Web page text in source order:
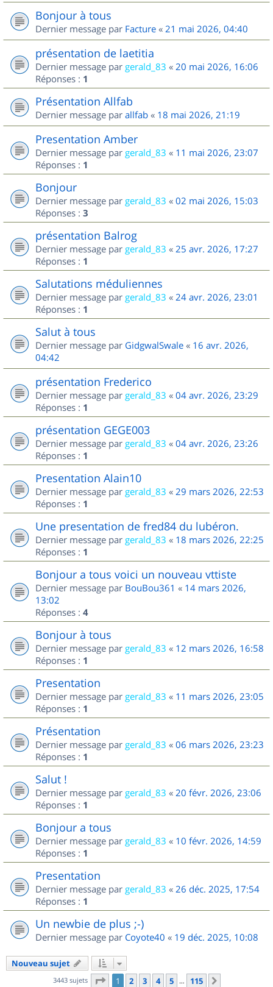
Bonjour à tous
Dernier message par Facture « 21 mai 2026, 04:40
présentation de laetitia
Dernier message par gerald_83 « 20 mai 2026, 16:06
Réponses : 1
Présentation Allfab
Dernier message par allfab « 18 mai 2026, 21:19
Presentation Amber
Dernier message par gerald_83 « 11 mai 2026, 23:07
Réponses : 1
Bonjour
Dernier message par gerald_83 « 02 mai 2026, 15:03
Réponses : 3
présentation Balrog
Dernier message par gerald_83 « 25 avr. 2026, 17:27
Réponses : 1
Salutations méduliennes
Dernier message par gerald_83 « 24 avr. 2026, 23:01
Réponses : 1
Salut à tous
Dernier message par GidgwalSwale « 16 avr. 2026,
04:42
présentation Frederico
Dernier message par gerald_83 « 04 avr. 2026, 23:29
Réponses : 1
présentation GEGE003
Dernier message par gerald_83 « 04 avr. 2026, 23:26
Réponses : 1
Presentation Alain10
Dernier message par gerald_83 « 29 mars 2026, 22:53
Réponses : 1
Une presentation de fred84 du lubéron.
Dernier message par gerald_83 « 18 mars 2026, 22:25
Réponses : 1
Bonjour a tous voici un nouveau vttiste
Dernier message par BouBou361 « 14 mars 2026,
13:02
Réponses : 4
Bonjour à tous
Dernier message par gerald_83 « 12 mars 2026, 16:58
Réponses : 1
Presentation
Dernier message par gerald_83 « 11 mars 2026, 23:05
Réponses : 1
Présentation
Dernier message par gerald_83 « 06 mars 2026, 23:23
Réponses : 1
Salut !
Dernier message par gerald_83 « 20 févr. 2026, 23:06
Réponses : 1
Bonjour a tous
Dernier message par gerald_83 « 10 févr. 2026, 14:59
Réponses : 1
Presentation
Dernier message par gerald_83 « 26 déc. 2025, 17:54
Réponses : 1
Un newbie de plus ;-)
Dernier message par Coyote40 « 19 déc. 2025, 10:08
Nouveau sujet
3443 sujets Page 1sur 115
1 2 3 4 5 … 115